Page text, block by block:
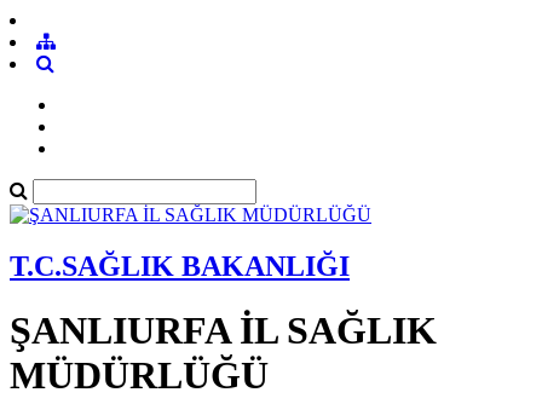
T.C.SAĞLIK BAKANLIĞI
ŞANLIURFA İL SAĞLIK
MÜDÜRLÜĞÜ